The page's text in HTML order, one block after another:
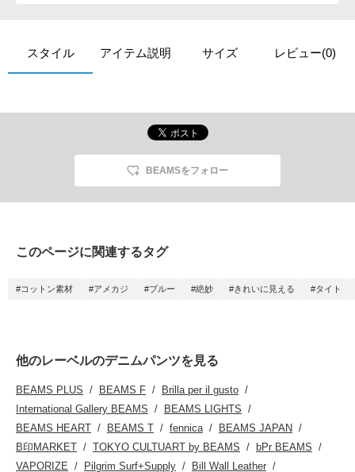
スタイル アイテム説明 サイズ レビュー(0)
BEAMSをフォロー
このページに関連するタグ
#コットン素材 #アメカジ #ブルー #絶妙 #きれいに見える #タイト
他のレーベルのデニムパンツを見る
BEAMS PLUS BEAMS F
Brilla per il gusto
International Gallery BEAMS
BEAMS LIGHTS
BEAMS HEART
BEAMS T fennica
BEAMS JAPAN
B印MARKET
TOKYO CULTUART by BEAMS
bPr BEAMS
VAPORIZE
Pilgrim Surf+Supply Bill Wall Leather